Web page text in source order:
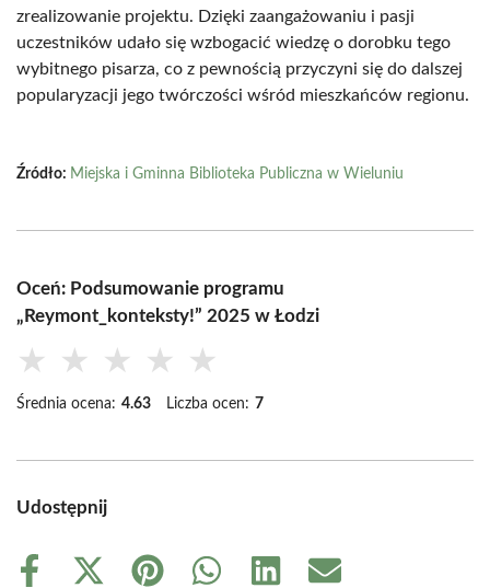
zrealizowanie projektu. Dzięki zaangażowaniu i pasji
uczestników udało się wzbogacić wiedzę o dorobku tego
wybitnego pisarza, co z pewnością przyczyni się do dalszej
popularyzacji jego twórczości wśród mieszkańców regionu.
Źródło: Miejska i Gminna Biblioteka Publiczna w Wieluniu
Oceń: Podsumowanie programu
„Reymont_konteksty!” 2025 w Łodzi
★ ★ ★ ★ ★
Średnia ocena: 4.63 Liczba ocen: 7
Udostępnij
Share
Share
Share
Share
Share
Share